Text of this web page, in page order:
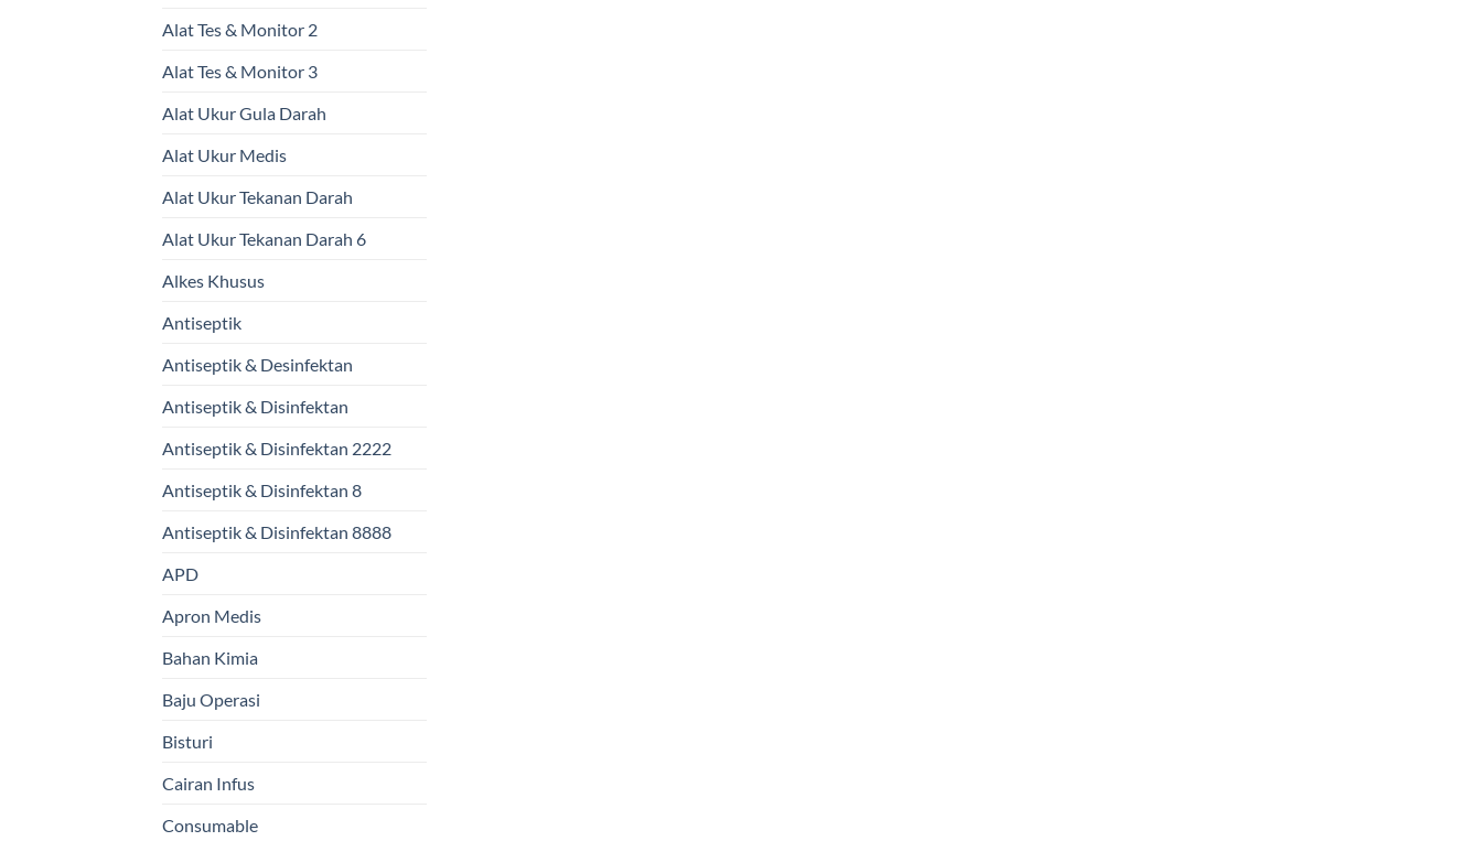
Alat Tes & Monitor 2
Alat Tes & Monitor 3
Alat Ukur Gula Darah
Alat Ukur Medis
Alat Ukur Tekanan Darah
Alat Ukur Tekanan Darah 6
Alkes Khusus
Antiseptik
Antiseptik & Desinfektan
Antiseptik & Disinfektan
Antiseptik & Disinfektan 2222
Antiseptik & Disinfektan 8
Antiseptik & Disinfektan 8888
APD
Apron Medis
Bahan Kimia
Baju Operasi
Bisturi
Cairan Infus
Consumable